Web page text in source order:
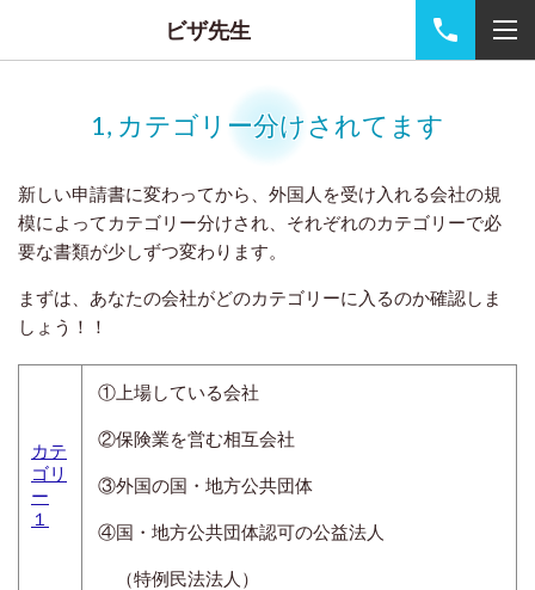
ビザ先生
1, カテゴリー分けされてます
新しい申請書に変わってから、外国人を受け入れる会社の規
模によってカテゴリー分けされ、それぞれのカテゴリーで必
要な書類が少しずつ変わります。
まずは、あなたの会社がどのカテゴリーに入るのか確認しま
しょう！！
カテ
ゴリ
ー
１
①上場している会社
②保険業を営む相互会社
③外国の国・地方公共団体
④国・地方公共団体認可の公益法人
（特例民法法人）